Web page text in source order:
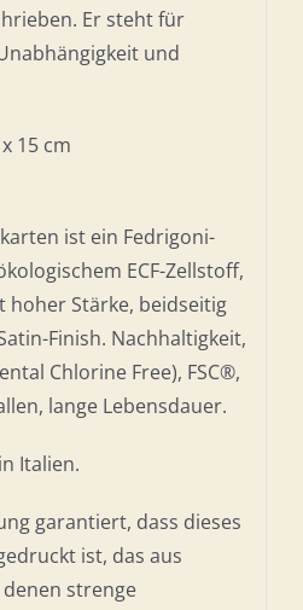
Er steht für
und
15 cm
ist ein Fedrigoni-
ECF-Zellstoff,
hoher Stärke, beidseitig
Finish. Nachhaltigkeit,
Chlorine Free), FSC®,
lange Lebensdauer.
Italien.
garantiert, dass dieses
ist, das aus
strenge